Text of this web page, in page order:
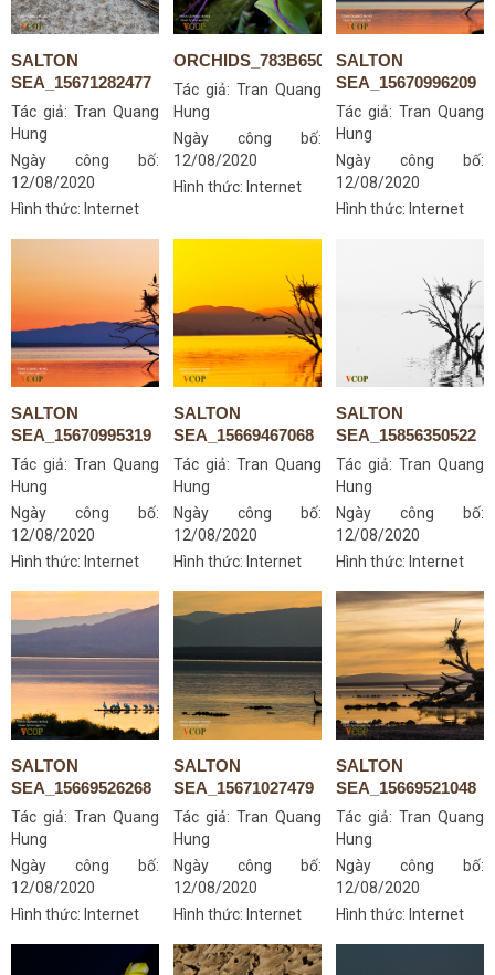
SALTON
SEA_15671282477
Tác giả:Tran Quang
Hung
Ngày công bố:
12/08/2020
Hình thức: Internet
ORCHIDS_783B6507S
Tác giả: Tran Quang
Hung
Ngày công bố:
12/08/2020
Hình thức: Internet
SALTON
SEA_15670996209
Tác giả: Tran Quang
Hung
Ngày công bố:
12/08/2020
Hình thức: Internet
SALTON
SEA_15670995319
Tác giả:Tran Quang
Hung
Ngày công bố:
12/08/2020
Hình thức: Internet
SALTON
SEA_15669467068
Tác giả: Tran Quang
Hung
Ngày công bố:
12/08/2020
Hình thức: Internet
SALTON
SEA_15856350522
Tác giả: Tran Quang
Hung
Ngày công bố:
12/08/2020
Hình thức: Internet
SALTON
SEA_15669526268
Tác giả:Tran Quang
Hung
Ngày công bố:
12/08/2020
Hình thức: Internet
SALTON
SEA_15671027479
Tác giả: Tran Quang
Hung
Ngày công bố:
12/08/2020
Hình thức: Internet
SALTON
SEA_15669521048
Tác giả: Tran Quang
Hung
Ngày công bố:
12/08/2020
Hình thức: Internet